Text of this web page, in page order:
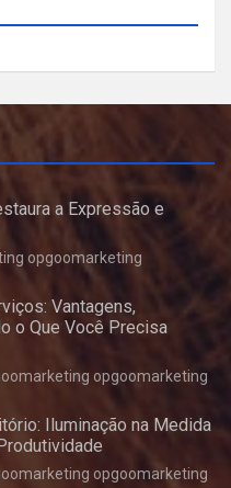
a Expressão e
opgoomarketing
Vantagens,
o Que Você Precisa
opgoomarketing
Iluminação na Medida
opgoomarketing